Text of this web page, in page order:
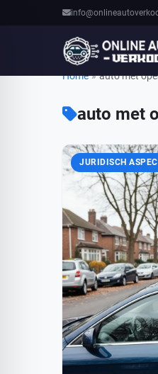
Home » auto met
auto met
JURIDISCH